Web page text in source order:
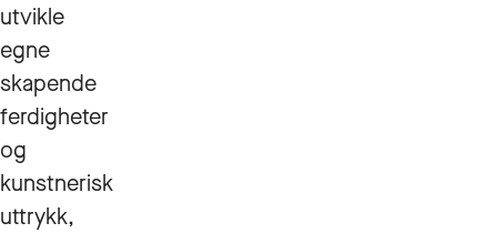
utvikle
egne
skapende
ferdigheter
og
kunstnerisk
uttrykk,